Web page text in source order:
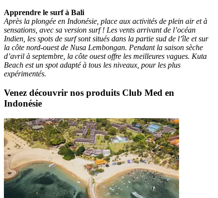
Apprendre le surf à Bali
Après la plongée en Indonésie, place aux activités de plein air et à
sensations, avec sa version surf ! Les vents arrivant de l’océan
Indien, les spots de surf sont situés dans la partie sud de l’île et sur
la côte nord-ouest de Nusa Lembongan. Pendant la saison sèche
d’avril à septembre, la côte ouest offre les meilleures vagues. Kuta
Beach est un spot adapté à tous les niveaux, pour les plus
expérimentés.
Venez découvrir nos produits Club Med en
Indonésie